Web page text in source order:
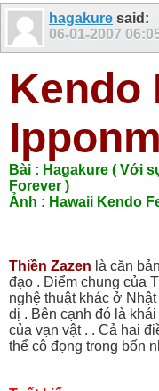
hagakure said:
06-01-2007
Kendo
Bài : Hagakure ( Với
Forever )
Ảnh : Hawaii Kendo
Thiền Zazen là căn
đạo . Điểm chung của
nghệ thuật khác ở
dị . Bên cạnh đó là
của vạn vật . . Cả hai
thể cô đọng trong bốn